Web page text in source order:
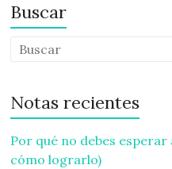
Buscar
Notas recientes
Por qué no debes
cómo lograrlo)